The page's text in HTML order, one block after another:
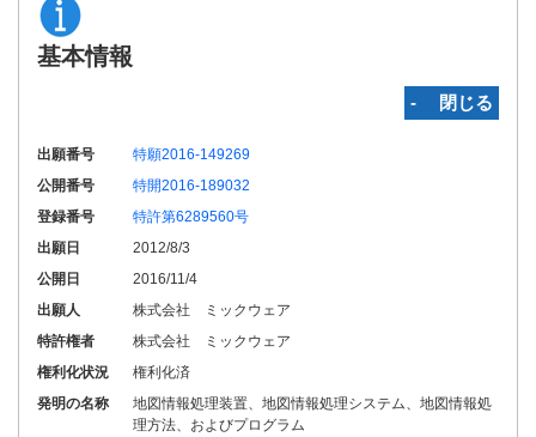
基本情報
‐ 閉じる
出願番号
特願2016-149269
公開番号
特開2016-189032
登録番号
特許第6289560号
出願日
2012/8/3
公開日
2016/11/4
出願人
株式会社 ミックウェア
特許権者
株式会社 ミックウェア
権利化状況
権利化済
発明の名称
地図情報処理装置、地図情報処理システム、地図情報処
理方法、およびプログラム